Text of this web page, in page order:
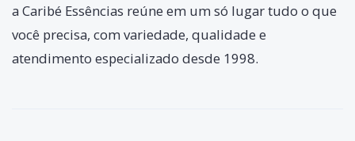
a Caribé Essências reúne em um só lugar tudo o que
você precisa, com variedade, qualidade e
atendimento especializado desde 1998.